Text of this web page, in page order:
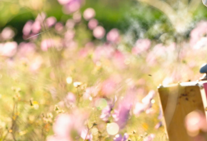
FORRET, JUL/NYTÅR
Bagt torskeryg med
honning